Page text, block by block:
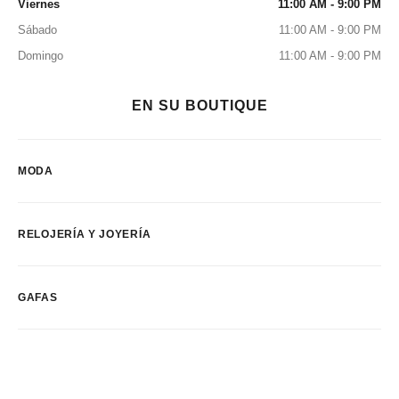
Viernes
11:00 AM - 9:00 PM
Sábado
11:00 AM - 9:00 PM
Domingo
11:00 AM - 9:00 PM
EN SU BOUTIQUE
MODA
RELOJERÍA Y JOYERÍA
GAFAS